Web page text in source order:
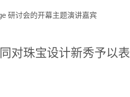
研讨会的开幕主题演讲嘉宾
同对珠宝设计新秀予以表